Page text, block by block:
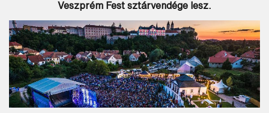
Veszprém Fest sztárvendége lesz.